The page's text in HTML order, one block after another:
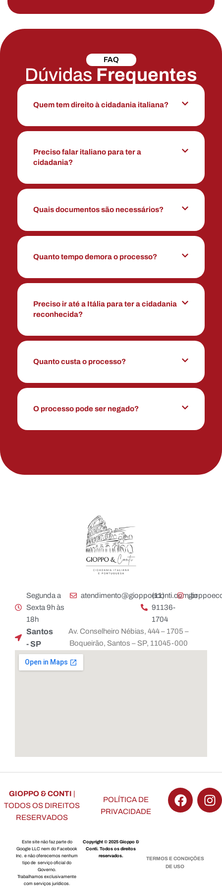
FAQ
Dúvidas Frequentes
Quem tem direito à cidadania italiana?
Preciso falar italiano para ter a
cidadania?
Quais documentos são necessários?
Quanto tempo demora o processo?
Preciso ir até a Itália para ter a cidadania
reconhecida?
Quanto custa o processo?
O processo pode ser negado?
Segunda a
Sexta 9h às
18h
atendimento@gioppoeconti.com.br
(11)
91136-
1704
Santos
- SP
Av. Conselheiro Nébias, 444 – 1705 –
Boqueirão, Santos – SP, 11045-000
GIOPPO & CONTI |
TODOS OS DIREITOS
RESERVADOS
POLÍTICA DE
PRIVACIDADE
Este site não faz parte do
Google LLC nem do Facebook
Inc. e não oferecemos nenhum
tipo de serviço oficial do
Governo.
Trabalhamos exclusivamente
com serviços jurídicos.
Copyright © 2025 Gioppo &
Conti. Todos os direitos
reservados.
TERMOS E CONDIÇÕES
DE USO